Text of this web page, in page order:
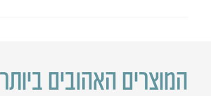
המוצרים האהובים